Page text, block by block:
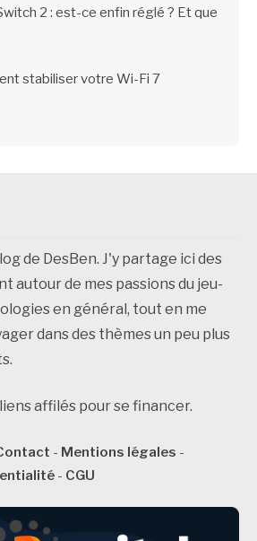
2 : est-ce enfin réglé ? Et que
stabiliser votre Wi-Fi 7
de DesBen. J'y partage ici des
autour de mes passions du jeu-
en général, tout en me
dans des thèmes un peu plus
affilés pour se financer.
- Mentions légales -
- CGU